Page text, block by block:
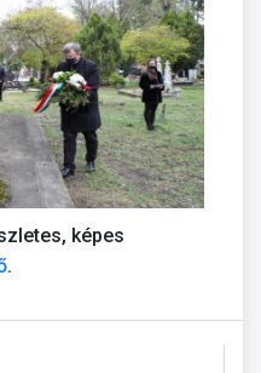
képes
.